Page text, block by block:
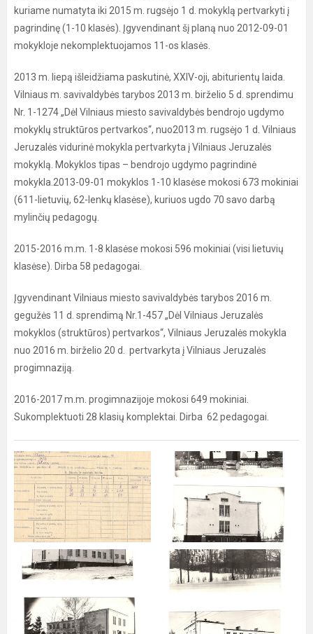
kuriame numatyta iki 2015 m. rugsėjo 1 d. mokyklą pertvarkyti į
pagrindinę (1-10 klasės). Įgyvendinant šį planą nuo 2012-09-01
mokykloje nekomplektuojamos 11-os klasės.
2013 m. liepą išleidžiama paskutinė, XXIV-oji, abiturientų laida.
Vilniaus m. savivaldybės tarybos 2013 m. birželio 5 d. sprendimu
Nr. 1-1274 „Dėl Vilniaus miesto savivaldybės bendrojo ugdymo
mokyklų struktūros pertvarkos“, nuo2013 m. rugsėjo 1 d. Vilniaus
Jeruzalės vidurinė mokykla pertvarkyta į Vilniaus Jeruzalės
mokyklą. Mokyklos tipas – bendrojo ugdymo pagrindinė
mokykla.2013-09-01 mokyklos 1-10 klasėse mokosi 673 mokiniai
(611-lietuvių, 62-lenkų klasėse), kuriuos ugdo 70 savo darbą
mylinčių pedagogų.
2015-2016 m.m. 1-8 klasėse mokosi 596 mokiniai (visi lietuvių
klasėse). Dirba 58 pedagogai.
Įgyvendinant Vilniaus miesto savivaldybės tarybos 2016 m.
gegužės 11 d. sprendimą Nr.1-457 „Dėl Vilniaus Jeruzalės
mokyklos (struktūros) pertvarkos“, Vilniaus Jeruzalės mokykla
nuo 2016 m. birželio 20 d. pertvarkyta į Vilniaus Jeruzalės
progimnaziją.
2016-2017 m.m. progimnazijoje mokosi 649 mokiniai.
Sukomplektuoti 28 klasių komplektai. Dirba 62 pedagogai.